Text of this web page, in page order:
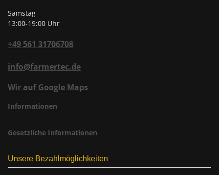
Samstag
13:00-19:00 Uhr
+49 561 31706708
info@farmertec.de
Wir auf Google Maps
Informationen
Gesetzliche Informationen
Unsere Bezahlmöglichkeiten